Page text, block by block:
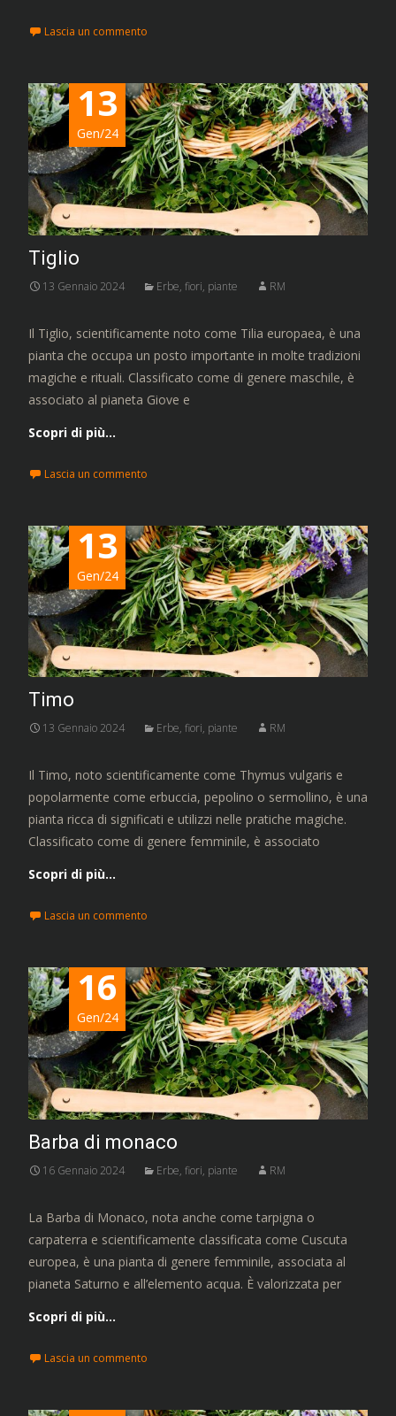
Lascia un commento
13
Gen/24
Tiglio
13 Gennaio 2024 Erbe, fiori, piante RM
Il Tiglio, scientificamente noto come Tilia europaea, è una
pianta che occupa un posto importante in molte tradizioni
magiche e rituali. Classificato come di genere maschile, è
associato al pianeta Giove e
Scopri di più…
Lascia un commento
13
Gen/24
Timo
13 Gennaio 2024 Erbe, fiori, piante RM
Il Timo, noto scientificamente come Thymus vulgaris e
popolarmente come erbuccia, pepolino o sermollino, è una
pianta ricca di significati e utilizzi nelle pratiche magiche.
Classificato come di genere femminile, è associato
Scopri di più…
Lascia un commento
16
Gen/24
Barba di monaco
16 Gennaio 2024 Erbe, fiori, piante RM
La Barba di Monaco, nota anche come tarpigna o
carpaterra e scientificamente classificata come Cuscuta
europea, è una pianta di genere femminile, associata al
pianeta Saturno e all’elemento acqua. È valorizzata per
Scopri di più…
Lascia un commento